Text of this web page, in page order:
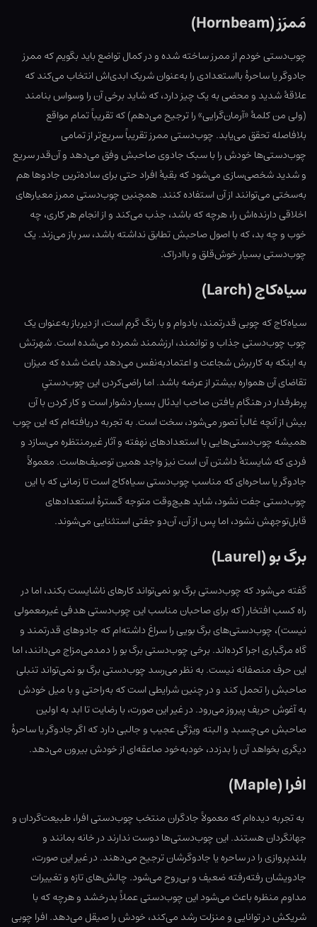
مَمرَز (Hornbeam)
چوب‌دستی خودم از ممرز ساخته شده و در کمال تواضع باید بگویم که ممرز
جادوگر یا ساحرهٔ بااستعدادی را به‌عنوان شریک ابدی‌اش انتخاب می‌کند که
علاقهٔ شدید و محضی به یک چیز دارد، که شاید برخی آن را وسواس بنامند
(ولی من کلمهٔ «آرمان‌گرایی» را ترجیح می‌دهم) که تقریباً تمام مواقع
بلافاصله تحقق می‌یابد. چوب‌دستی ممرز تقریباً سریع‌تر از تمامی
چوب‌دستی‌ها خودش را با سبک جادوی صاحبش وفق می‌دهد و آن‌قدر سریع
و شدید شخصی‌سازی می‌شود که بقیهٔ افراد حتی برای ساده‌ترین جادوها هم
به‌سختی می‌توانند از آن استفاده کنند. همچنین چوب‌دستی ممرز معیارهای
اخلاقی دارنده‌اش را، هرچه که باشد، جذب می‌کند و از انجام هر کاری، چه
خوب و چه بد، که با اصول صاحبش تطابق نداشته باشد، سر باز می‌زند. یک
چوب‌دستی بسیار خوش‌قلق و باادراک.
سیاه‌کاج (Larch)
سیاه‌کاج که چوبی قدرتمند، بادوام و با رنگ گرم است، از دیرباز به‌عنوان یک
چوب چوب‌دستی جذاب و توانمند، ارزشمند شمرده می‌شده است. شهرتش
به اینکه به کاربرش شجاعت و اعتمادبه‌نفس می‌دهد باعث شده که میزان
تقاضای آن همواره بیشتر از عرضه باشد. اما راضی‌کردن این چوب‌دستیِ
پرطرفدار در هنگام یافتن صاحب ایدئال بسیار دشوار است و کار کردن با آن
بیش از آنچه غالباً تصور می‌شود، سخت است. به تجربه دریافته‌ام که این چوب
همیشه چوب‌دستی‌هایی با استعدادهای نهفته و آثار غیرمنتظره می‌سازد و
فردی که شایستهٔ داشتن آن است نیز واجد همین توصیف‌هاست. معمولاً
جادوگر یا ساحره‌ای که مناسب چوب‌دستی سیاه‌کاج است تا زمانی که با این
چوب‌دستی جفت نشود، شاید هیچ‌وقت متوجه گسترهٔ استعدادهای
قابل‌توجهش نشود، اما پس از آن، آن‌دو جفتی استثنایی می‌شوند.
برگ بو (Laurel)
گفته می‌شود که چوب‌دستی برگ بو نمی‌تواند کارهای ناشایست بکند، اما در
راه کسب افتخار (که برای صاحبان مناسب این چوب‌دستی هدفی غیرمعمولی
نیست)، چوب‌دستی‌های برگ بویی را سراغ داشته‌ام که جادوهای قدرتمند و
گاه مرگباری اجرا کرده‌اند. برخی چوب‌دستی برگ بو را دمدمی‌مزاج می‌دانند، اما
این حرف منصفانه نیست. به نظر می‌رسد چوب‌دستی برگ بو نمی‌تواند تنبلی
صاحبش را تحمل کند و در چنین شرایطی است که به‌راحتی و با میل خودش
به آغوش حریف پیروز می‌رود. در غیر این صورت، با رضایت تا ابد به اولین
صاحبش می‌چسبد و البته ویژگی عجیب و جالبی دارد که اگر جادوگر یا ساحرهٔ
دیگری بخواهد آن را بدزدد، خودبه‌خود صاعقه‌ای از خودش بیرون می‌دهد.
افرا (Maple)
به تجربه دیده‌ام که معمولاً جادگران منتخب چوب‌دستی افرا، طبیعت‌گردان و
جهانگردان هستند. این چوب‌دستی‌ها دوست ندارند در خانه بمانند و
بلندپروازی را در ساحره یا جادوگرشان ترجیح می‌دهند. در غیر این صورت،
جادویشان رفته‌رفته ضعیف و بی‌روح می‌شود. چالش‌های تازه و تغییرات
مداوم منظره باعث می‌شود این چوب‌دستی عملاً بدرخشد و هرچه که با
شریکش در توانایی و منزلت رشد می‌کند، خودش را صیقل می‌دهد. افرا چوبی